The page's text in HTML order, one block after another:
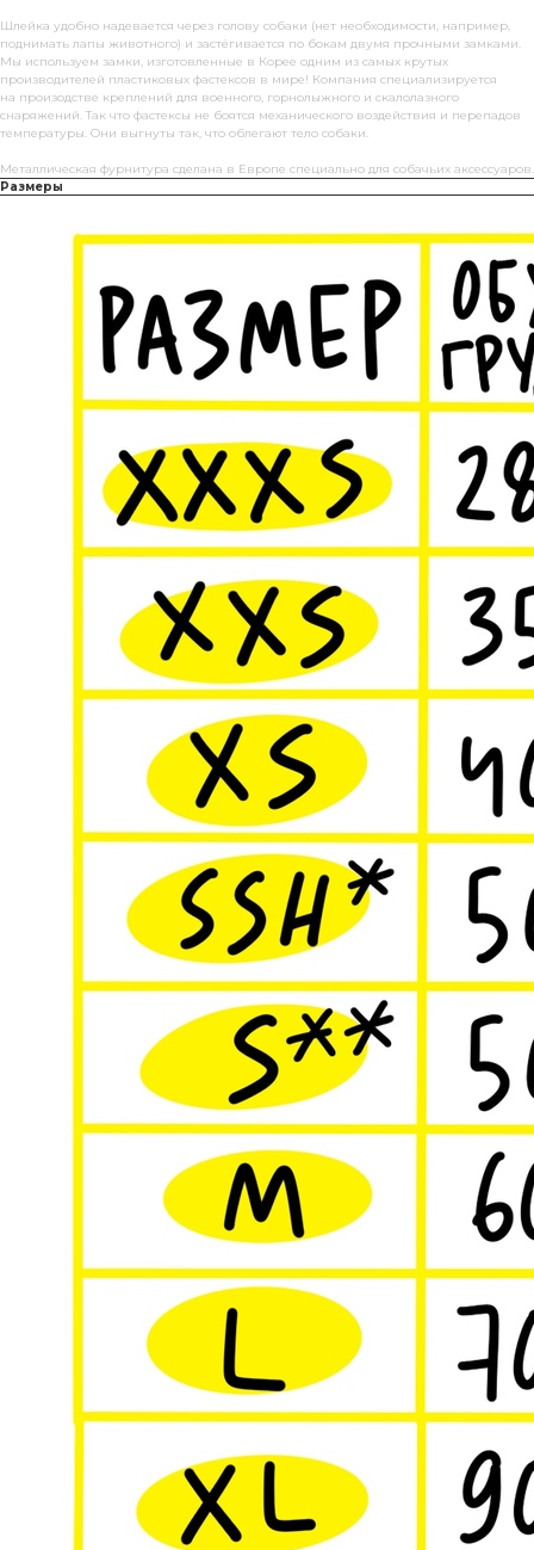
Шлейка удобно надевается через голову собаки (нет необходимости, например,
поднимать лапы животного) и застёгивается по бокам двумя прочными замками.
Мы используем замки, изготовленные в Корее одним из самых крутых
производителей пластиковых фастексов в мире! Компания специализируется
на произодстве креплений для военного, горнолыжного и скалолазного
снаряжений. Так что фастексы не боятся механического воздействия и перепадов
температуры. Они выгнуты так, что облегают тело собаки.
Металлическая фурнитура сделана в Европе специально для собачьих аксессуаров.
Размеры